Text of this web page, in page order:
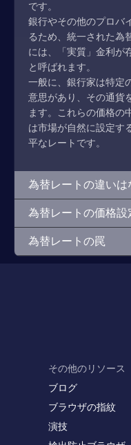
です。
銀行やその他のプロバ
るため、統一された為
には、「実質」金利が
と呼ばれます。
一般に、銀行家は特定
意思があり、その通貨
ます。これらの価格の
は市場が自然に設定す
平なレートです。
為替レートの違い
為替レートの価格設
為替レートの罠
その他のリソース
ブログ
ブラウザの指紋
演技